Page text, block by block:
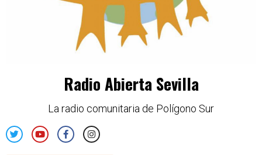
Radio Abierta Sevilla
La radio comunitaria de Polígono Sur